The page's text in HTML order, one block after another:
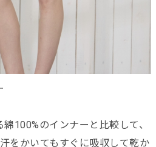
100%のインナーと比較して、
をかいてもすぐに吸収して乾か